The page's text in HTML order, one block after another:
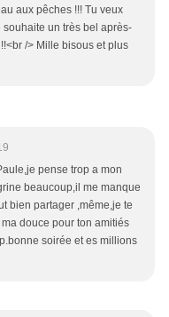
aux pêches !!! Tu veux
souhaite un très bel après-
/> Mille bisous et plus
pense trop a mon
beaucoup,il me manque
bien partager ,même,je te
douce pour ton amitiés
soirée et es millions